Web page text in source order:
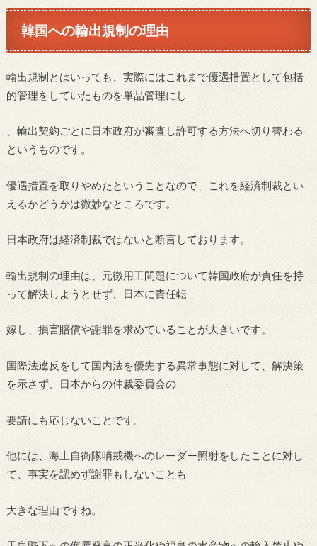
韓国への輸出規制の理由
輸出規制とはいっても、実際にはこれまで優遇措置として包括
的管理をしていたものを単品管理にし
、輸出契約ごとに日本政府が審査し許可する方法へ切り替わる
というものです。
優遇措置を取りやめたということなので、これを経済制裁とい
えるかどうかは微妙なところです。
日本政府は経済制裁ではないと断言しております。
輸出規制の理由は、元徴用工問題について韓国政府が責任を持
って解決しようとせず、日本に責任転
嫁し、損害賠償や謝罪を求めていることが大きいです。
国際法違反をして国内法を優先する異常事態に対して、解決策
を示さず、日本からの仲裁委員会の
要請にも応じないことです。
他には、海上自衛隊哨戒機へのレーダー照射をしたことに対し
て、事実を認めず謝罪もしないことも
大きな理由ですね。